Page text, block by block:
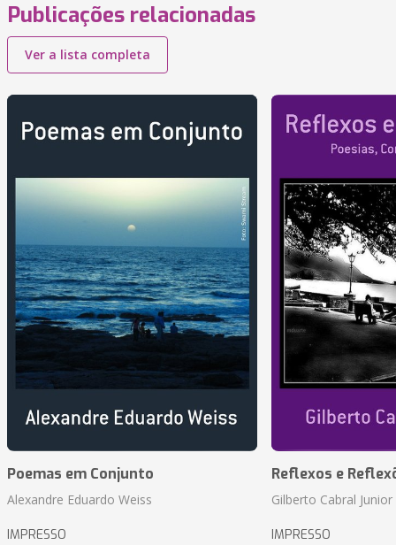
Publicações relacionadas
Ver a lista completa
Poemas em Conjunto
Alexandre Eduardo Weiss
IMPRESSO
Reflexos e
Gilberto Cabral Junior
IMPRESSO